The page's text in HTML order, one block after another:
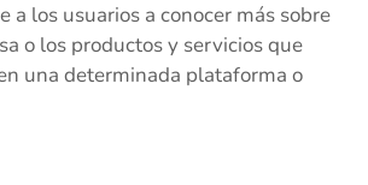
a los usuarios a conocer más sobre
o los productos y servicios que
una determinada plataforma o